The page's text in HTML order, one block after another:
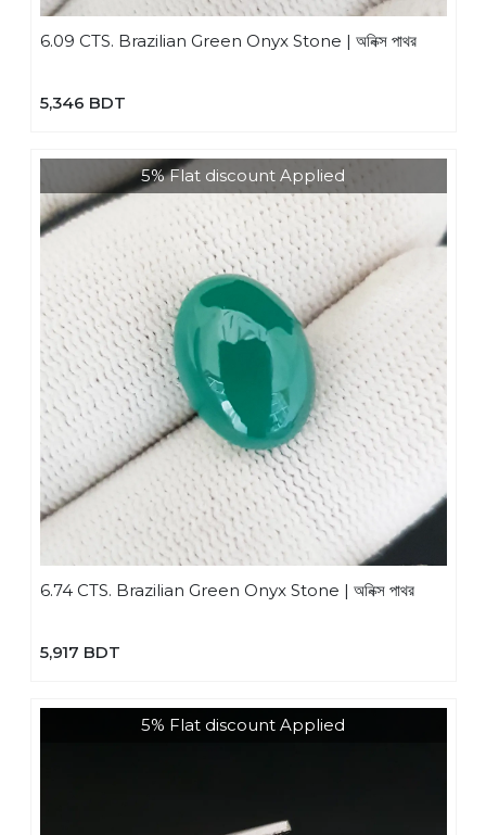
6.09 CTS. Brazilian Green Onyx Stone | অনিক্স পাথর
5,346 BDT
5% Flat discount Applied
6.74 CTS. Brazilian Green Onyx Stone | অনিক্স পাথর
5,917 BDT
5% Flat discount Applied